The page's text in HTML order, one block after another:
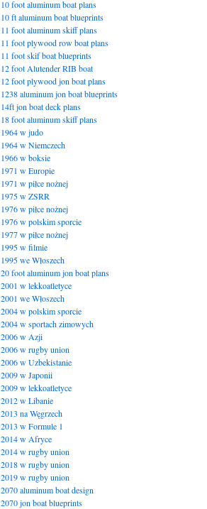
10 foot aluminum boat plans
10 ft aluminum boat blueprints
11 foot aluminum skiff plans
11 foot plywood row boat plans
11 foot skif boat blueprints
12 foot Alutender RIB boat
12 foot plywood jon boat plans
1238 aluminum jon boat blueprints
14ft jon boat deck plans
18 foot aluminum skiff plans
1964 w judo
1964 w Niemczech
1966 w boksie
1971 w Europie
1971 w piłce nożnej
1975 w ZSRR
1976 w piłce nożnej
1976 w polskim sporcie
1977 w piłce nożnej
1995 w filmie
1995 we Włoszech
20 foot aluminum jon boat plans
2001 w lekkoatletyce
2001 we Włoszech
2004 w polskim sporcie
2004 w sportach zimowych
2006 w Azji
2006 w rugby union
2006 w Uzbekistanie
2009 w Japonii
2009 w lekkoatletyce
2012 w Libanie
2013 na Węgrzech
2013 w Formule 1
2014 w Afryce
2014 w rugby union
2018 w rugby union
2019 w rugby union
2070 aluminum boat design
2070 jon boat blueprints